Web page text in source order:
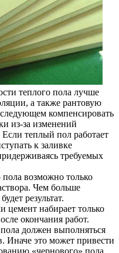
теплого пола лучше
а также рантовую
компенсировать
из-за изменений
теплый пол работает
к заливке
требуемых
возможно только
Чем больше
результат.
цемент набирает только
окончания работ.
должен выполняться
Иначе это может привести
«чернового» пола.